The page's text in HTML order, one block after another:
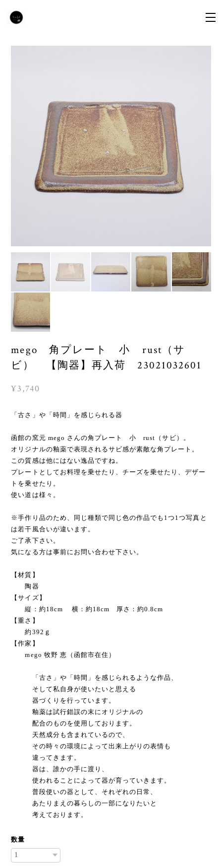
mego 角プレート 小 rust（サ
ビ） 【陶器】再入荷 23021032601
¥3,740
「古さ」や「時間」を感じられる器
函館の窯元 mego さんの角プレート 小 rust（サビ）。
オリジナルの釉薬で表現されるサビ感が素敵な角プレート。
この質感は他にはない逸品ですね。
プレートとしてお料理を乗せたり、チーズを乗せたり、デザー
トを乗せたり。
使い道は様々。
※手作り品のため、同じ種類で同じ色の作品でも1つ1つ写真と
は若干風合いが違います。
ご了承下さい。
気になる方は事前にお問い合わせ下さい。
【材質】
陶器
【サイズ】
縦：約18cm 横：約18cm 厚さ：約0.8cm
【重さ】
約392ｇ
【作家】
mego 牧野 恵（函館市在住）
「古さ」や「時間」を感じられるような作品、
そして私自身が使いたいと思える
器づくりを行っています。
釉薬は試行錯誤の末にオリジナルの
配合のものを使用しております。
天然成分も含まれているので、
その時々の環境によって出来上がりの表情も
違ってきます。
器は、誰かの手に渡り、
使われることによって器が育っていきます。
普段使いの器として、それぞれの日常、
あたりまえの暮らしの一部になりたいと
考えております。
数量